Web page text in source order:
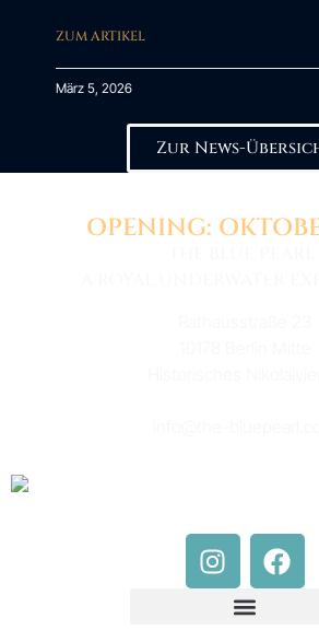
ZUM ARTIKEL
März 5, 2026
Zur News-
OPENING: